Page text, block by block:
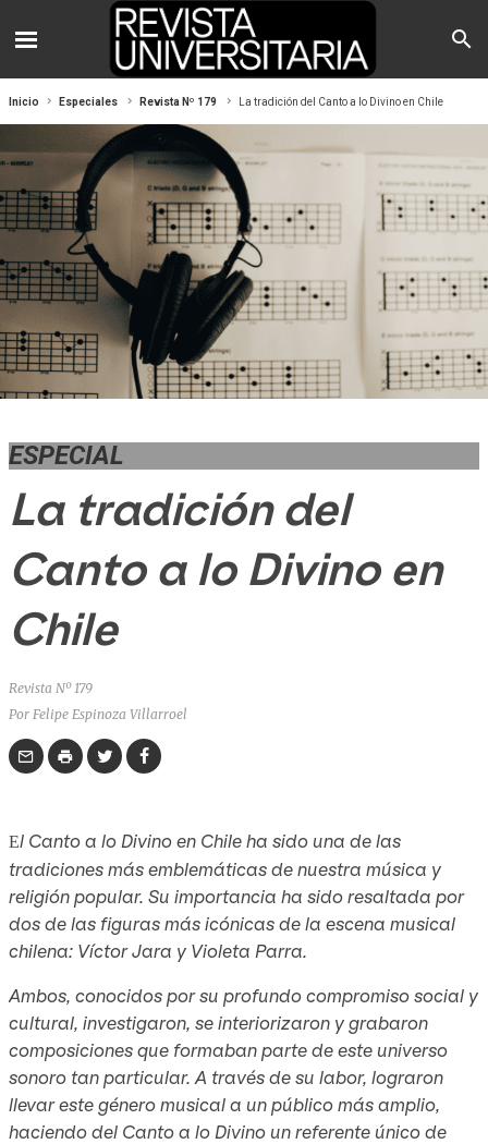
Inicio Especiales Revista Nº 179 La tradición del Canto a lo Divino en Chile
Revista Nº 179
Por Felipe Espinoza Villarroel
ESPECIAL
La tradición del
Canto a lo Divino en
Chile
El Canto a lo Divino en Chile ha sido una de las
tradiciones más emblemáticas de nuestra música y
religión popular. Su importancia ha sido resaltada por
dos de las figuras más icónicas de la escena musical
chilena: Víctor Jara y Violeta Parra.
Ambos, conocidos por su profundo compromiso social y
cultural, investigaron, se interiorizaron y grabaron
composiciones que formaban parte de este universo
sonoro tan particular. A través de su labor, lograron
llevar este género musical a un público más amplio,
haciendo del Canto a lo Divino un referente único de